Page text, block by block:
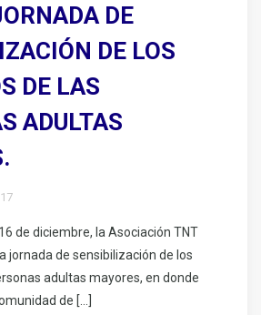
DE
DE LOS
DE LAS
ADULTAS
de diciembre, la Asociación TNT
jornada de sensibilización de los
adultas mayores, en donde
de […]